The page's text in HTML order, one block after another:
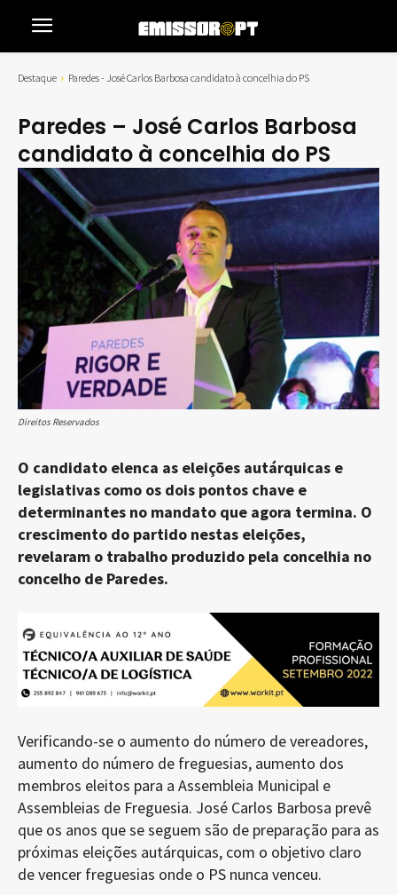
Destaque Paredes - José Carlos Barbosa candidato à concelhia do PS
Paredes – José Carlos Barbosa
candidato à concelhia do PS
Direitos Reservados
O candidato elenca as eleições autárquicas e
legislativas como os dois pontos chave e
determinantes no mandato que agora termina. O
crescimento do partido nestas eleições,
revelaram o trabalho produzido pela concelhia no
concelho de Paredes.
Verificando-se o aumento do número de vereadores,
aumento do número de freguesias, aumento dos
membros eleitos para a Assembleia Municipal e
Assembleias de Freguesia. José Carlos Barbosa prevê
que os anos que se seguem são de preparação para as
próximas eleições autárquicas, com o objetivo claro
de vencer freguesias onde o PS nunca venceu.